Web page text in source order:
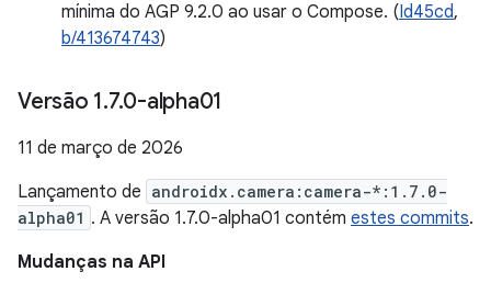
mínima do AGP 9.2.0 ao usar o Compose. (Id45cd,
b/413674743)
Versão 1.7.0-alpha01
11 de março de 2026
Lançamento de androidx.camera:camera-*:1.7.0-
alpha01 . A versão 1.7.0-alpha01 contém estes commits.
Mudanças na API